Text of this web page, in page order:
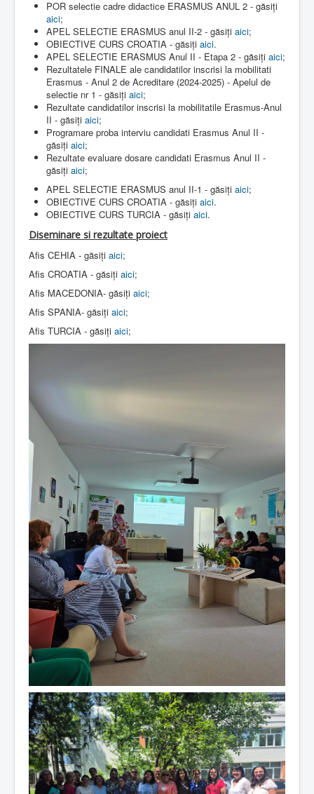
POR selectie cadre didactice ERASMUS ANUL 2 - găsiți
aici;
APEL SELECTIE ERASMUS anul II-2 - găsiți aici;
OBIECTIVE CURS CROATIA - găsiți aici.
APEL SELECTIE ERASMUS Anul II - Etapa 2 - găsiți aici;
Rezultatele FINALE ale candidatilor inscrisi la mobilitati
Erasmus - Anul 2 de Acreditare (2024-2025) - Apelul de
selectie nr 1 - găsiți aici;
Rezultate candidatilor inscrisi la mobilitatile Erasmus-Anul
II - găsiți aici;
Programare proba interviu candidati Erasmus Anul II -
găsiți aici;
Rezultate evaluare dosare candidati Erasmus Anul II -
găsiți aici;
APEL SELECTIE ERASMUS anul II-1 - găsiți aici;
OBIECTIVE CURS CROATIA - găsiți aici.
OBIECTIVE CURS TURCIA - găsiți aici.
Diseminare si rezultate proiect
Afis CEHIA - găsiți aici;
Afis CROATIA - găsiți aici;
Afis MACEDONIA- găsiți aici;
Afis SPANIA- găsiți aici;
Afis TURCIA - găsiți aici;